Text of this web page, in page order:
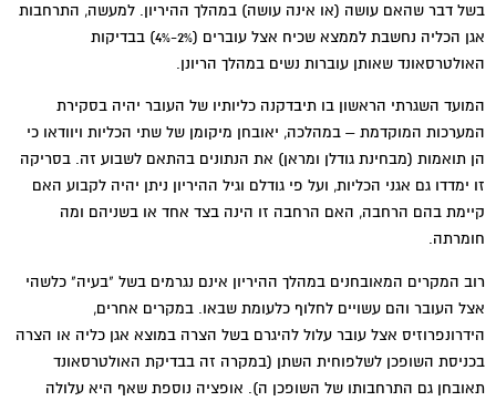
בשל דבר שהאם עושה (או אינה עושה) במהלך ההיריון. למעשה, התרחבות
אגן הכליה נחשבת לממצא שכיח אצל עוברים (2%-4%) בבדיקות
האולטרסאונד שאותן עוברות נשים במהלך הריונן.
המועד השגרתי הראשון בו תיבדקנה כליותיו של העובר יהיה בסקירת
המערכות המוקדמת – במהלכה, יאובחן מיקומן של שתי הכליות ויוודאו כי
הן תואמות (מבחינת גודלן ומראן) את הנתונים בהתאם לשבוע זה. בסריקה
זו ימדדו גם אגני הכליות, ועל פי גודלם וגיל ההיריון ניתן יהיה לקבוע האם
קיימת בהם הרחבה, האם הרחבה זו הינה בצד אחד או בשניהם ומה
חומרתה.
רוב המקרים המאובחנים במהלך ההיריון אינם נגרמים בשל "בעיה" כלשהי
אצל העובר והם עשויים לחלוף כלעומת שבאו. במקרים אחרים,
הידרונפרוזיס אצל עובר עלול להיגרם בשל הצרה במוצא אגן כליה או הצרה
בכניסת השופכן לשלפוחית השתן (במקרה זה בבדיקת האולטרסאונד
תאובחן גם התרחבותו של השופכן ה). אופציה נוספת שאף היא עלולה